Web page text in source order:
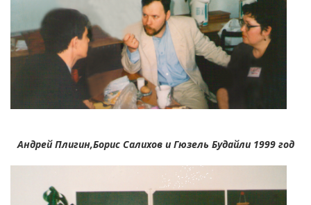
Андрей Плигин,Борис Салихов и Гюзель Будайли 1999 год